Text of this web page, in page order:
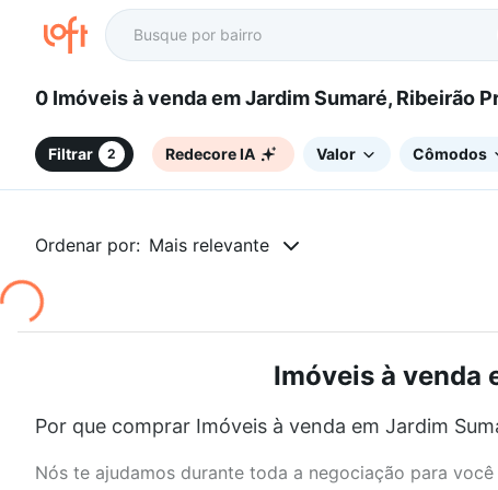
0 Imóveis à venda em Jardim Sumaré, Ribeirão
Filtrar 2 Redecore IA Valor Cômodos
Ordenar por: Mais relevante
Imóveis à venda
Por que comprar Imóveis à venda em Jardim
Nós te ajudamos durante toda a negociação para